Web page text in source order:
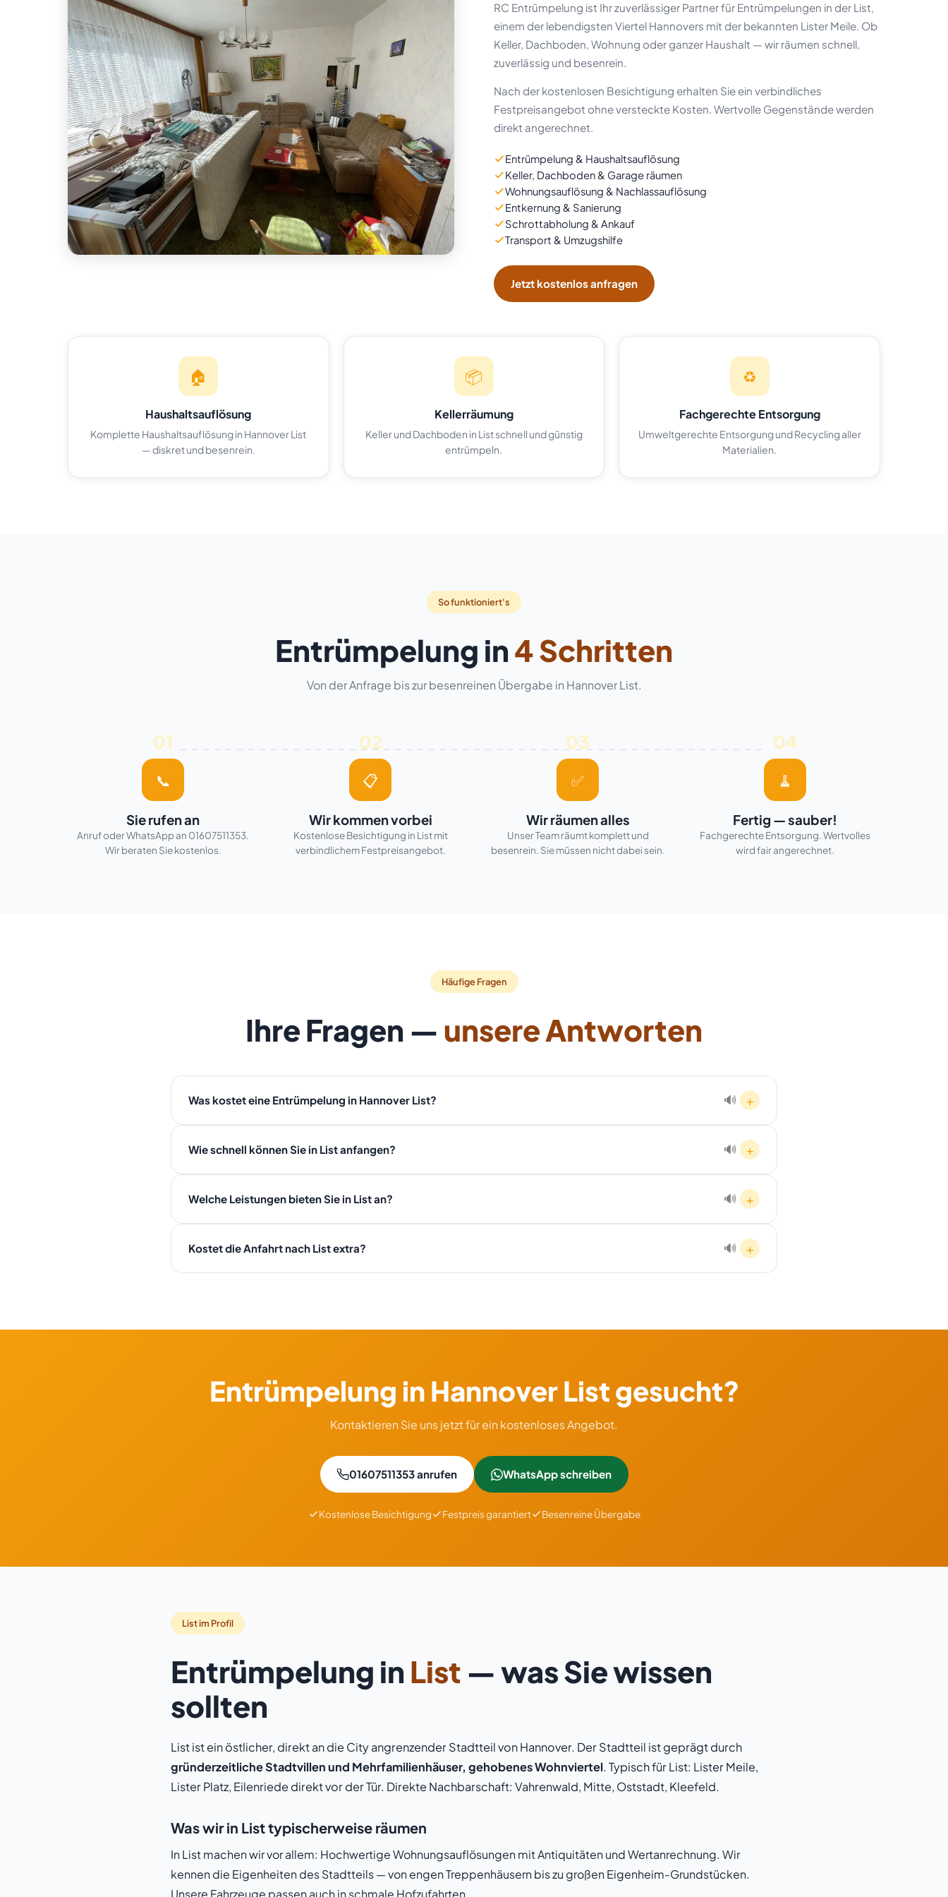
RC Entrümpelung ist Ihr zuverlässiger Partner für Entrümpelungen in der List,
einem der lebendigsten Viertel Hannovers mit der bekannten Lister Meile. Ob
Keller, Dachboden, Wohnung oder ganzer Haushalt — wir räumen schnell,
zuverlässig und besenrein.
Nach der kostenlosen Besichtigung erhalten Sie ein verbindliches
Festpreisangebot ohne versteckte Kosten. Wertvolle Gegenstände werden
direkt angerechnet.
Entrümpelung & Haushaltsauflösung
Keller, Dachboden & Garage räumen
Wohnungsauflösung & Nachlassauflösung
Entkernung & Sanierung
Schrottabholung & Ankauf
Transport & Umzugshilfe
Jetzt kostenlos anfragen
🏠
Haushaltsauflösung
Komplette Haushaltsauflösung in Hannover List
— diskret und besenrein.
📦
Kellerräumung
Keller und Dachboden in List schnell und günstig
entrümpeln.
♻️
Fachgerechte Entsorgung
Umweltgerechte Entsorgung und Recycling aller
Materialien.
So funktioniert's
Entrümpelung in4 Schritten
Von der Anfrage bis zur besenreinen Übergabe in Hannover List.
01
📞
Sie rufen an
Anruf oder WhatsApp an 01607511353.
Wir beraten Sie kostenlos.
02
📋
Wir kommen vorbei
Kostenlose Besichtigung in List mit
verbindlichem Festpreisangebot.
03
✅
Wir räumen alles
Unser Team räumt komplett und
besenrein. Sie müssen nicht dabei sein.
04
🧹
Fertig — sauber!
Fachgerechte Entsorgung. Wertvolles
wird fair angerechnet.
Häufige Fragen
Ihre Fragen — unsere Antworten
Was kostet eine Entrümpelung in Hannover List? 🔊 +
Die Kosten hängen von Volumen, Stockwerk und Wertgegenständen ab. Nach einer kostenlosen Besichtigung in List erhalten Sie
ein verbindliches Festpreisangebot. Rufen Sie an: 01607511353.
Wie schnell können Sie in List anfangen? 🔊 +
Da List ein Stadtteil von Hannover ist, können wir oft innerhalb von 24 Stunden bei Ihnen sein. Bei dringenden Fällen ist ein Start am
selben Tag möglich.
Welche Leistungen bieten Sie in List an? 🔊 +
In List bieten wir: Entrümpelung, Haushaltsauflösung, Wohnungsauflösung, Kellerräumung, Entkernung, Schrottabholung, Ankauf
und Transport — alles mit Festpreis und besenreiner Übergabe.
Kostet die Anfahrt nach List extra? 🔊 +
Entrümpelung in Hannover List gesucht?
Kontaktieren Sie uns jetzt für ein kostenloses Angebot.
01607511353 anrufen WhatsApp schreiben
Kostenlose Besichtigung Festpreis garantiert Besenreine Übergabe
List im Profil
Entrümpelung in List — was Sie wissen
sollten
List ist ein östlicher, direkt an die City angrenzender Stadtteil von Hannover. Der Stadtteil ist geprägt durch
gründerzeitliche Stadtvillen und Mehrfamilienhäuser, gehobenes Wohnviertel. Typisch für List: Lister Meile,
Lister Platz, Eilenriede direkt vor der Tür. Direkte Nachbarschaft: Vahrenwald, Mitte, Oststadt, Kleefeld.
Was wir in List typischerweise räumen
In List machen wir vor allem: Hochwertige Wohnungsauflösungen mit Antiquitäten und Wertanrechnung. Wir
kennen die Eigenheiten des Stadtteils — von engen Treppenhäusern bis zu großen Eigenheim-Grundstücken.
Unsere Fahrzeuge passen auch in schmale Hofzufahrten.